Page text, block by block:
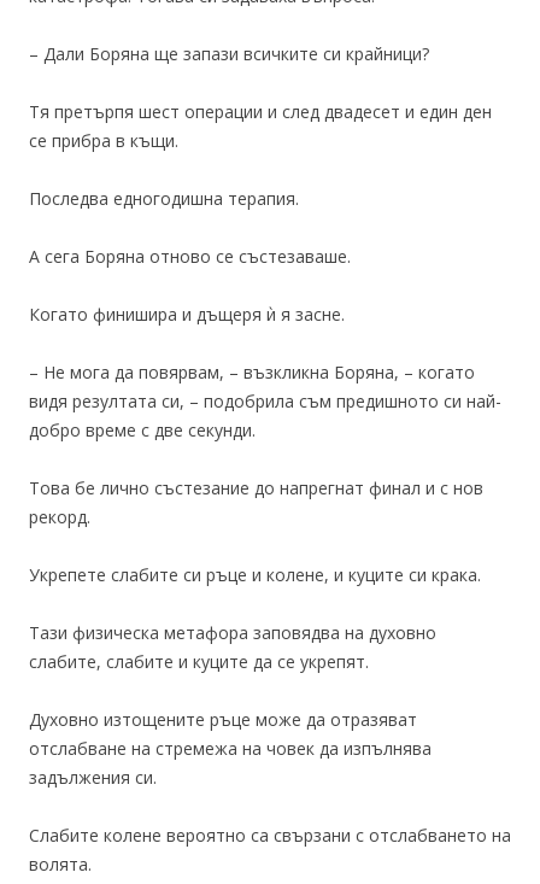
– Дали Боряна ще запази всичките си крайници?
Тя претърпя шест операции и след двадесет и един ден
се прибра в къщи.
Последва едногодишна терапия.
А сега Боряна отново се състезаваше.
Когато финишира и дъщеря ѝ я засне.
– Не мога да повярвам, – възкликна Боряна, – когато
видя резултата си, – подобрила съм предишното си най-
добро време с две секунди.
Това бе лично състезание до напрегнат финал и с нов
рекорд.
Укрепете слабите си ръце и колене, и куците си крака.
Тази физическа метафора заповядва на духовно
слабите, слабите и куците да се укрепят.
Духовно изтощените ръце може да отразяват
отслабване на стремежа на човек да изпълнява
задължения си.
Слабите колене вероятно са свързани с отслабването на
волята.